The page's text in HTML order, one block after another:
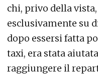
chi, privo della
esclusivamente su
dopo essersi fatta
taxi, era stata
raggiungere il